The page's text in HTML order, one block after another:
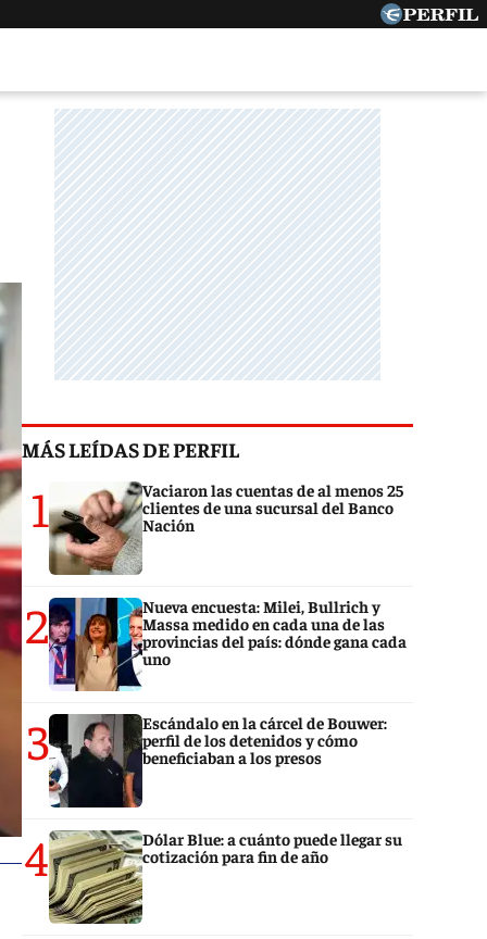
MÁS LEÍDAS DE PERFIL
1
Vaciaron las cuentas de al menos 25
clientes de una sucursal del Banco
Nación
2
Nueva encuesta: Milei, Bullrich y
Massa medido en cada una de las
provincias del país: dónde gana cada
uno
3
Escándalo en la cárcel de Bouwer:
perfil de los detenidos y cómo
beneficiaban a los presos
4
Dólar Blue: a cuánto puede llegar su
cotización para fin de año